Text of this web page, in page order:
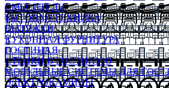
СМЕСИТЕЛИ
БЫТОВАЯ ТЕХНИКА
ВЫТЯЖКИ
КУХОННАЯ ФУРНИТУРА
ГОСТИНАЯ
СТЕНКИ В ГОСТИНУЮ
МОДУЛЬНЫЕ СИСТЕМЫ ДЛЯ
ЭЛЕКТРОКАМИНЫ